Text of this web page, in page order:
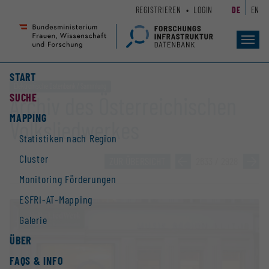
Seiteninhalt
Accesskey
Hauptnavigation
Accesskey
START
SUCHE
MAPPING
Statistiken nach Region
Cluster
Monitoring Förderungen
ESFRI-AT-Mapping
Galerie
ÜBER
FAQS & INFO
REGISTRIEREN LOGIN DE EN
Archiv des Österreichischen
Volksliedwerkes